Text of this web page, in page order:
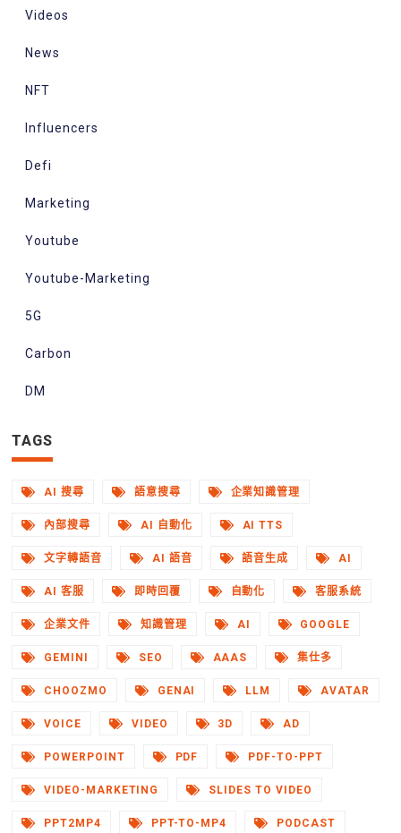
Videos
News
NFT
Influencers
Defi
Marketing
Youtube
Youtube-Marketing
5G
Carbon
DM
TAGS
AI 搜尋 語意搜尋 企業知識管理
內部搜尋 AI 自動化 AI TTS
文字轉語音 AI 語音 語音生成 AI
AI 客服 即時回覆 自動化 客服系統
企業文件 知識管理 AI GOOGLE
GEMINI SEO AAAS 集仕多
CHOOZMO GENAI LLM AVATAR
VOICE VIDEO 3D AD
POWERPOINT PDF PDF-TO-PPT
VIDEO-MARKETING SLIDES TO VIDEO
PPT2MP4 PPT-TO-MP4 PODCAST